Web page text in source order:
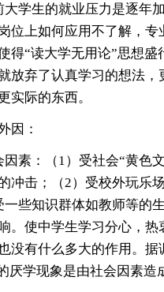
大学生的就业压力是逐年
位上如何应用不了解，专
得“读大学无用论”思想盛
放弃了认真学习的想法，
实际的东西。
因：
因素：（1）受社会“黄色
冲击；（2）受校外玩乐
一些知识群体如教师等的
。使中学生学习分心，热
没有什么多大的作用。据
厌学现象是由社会因素造